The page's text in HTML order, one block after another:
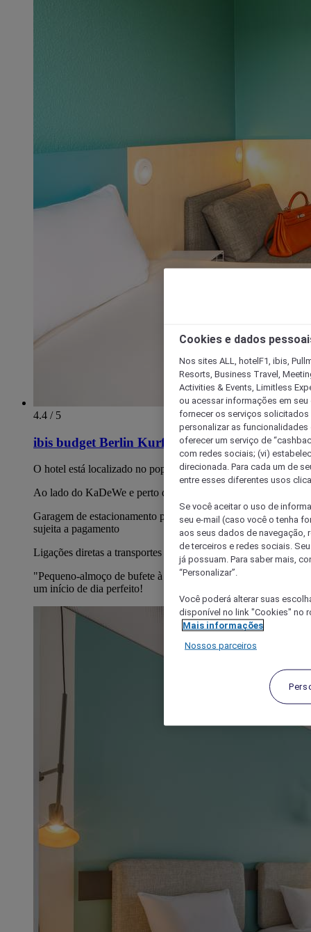
4.4 / 5
ibis budget Berlin Kurfuerstendamm
O hotel está localizado no popular distrito de Schöneberg.
Ao lado do KaDeWe e perto da Ku'damm.
Garagem de estacionamento privada para hóspedes do hotel -
sujeita a pagamento
Ligações diretas a transportes públicos (autocarro e metro)
"Pequeno-almoço de bufete à discrição"! Variado e delicioso -
um início de dia perfeito!
Cookies e dados
Nos sites ALL, hotelF1, ibis,
Resorts, Business Travel,
Activities & Events, Limitless
ou acessar informações em
fornecer os serviços solicitados
personalizar as
oferecer um serviço de
com redes sociais; (vi)
direcionada. Para cada um de
entre esses diferentes usos
Se você aceitar o uso de
seu e-mail (caso você o tenha
aos seus dados de navegação,
de terceiros e redes sociais.
já possuam. Para saber mais,
“Personalizar”.
Você poderá alterar suas
disponível no link "Cookies" no
Mais informações
Nossos parceiros